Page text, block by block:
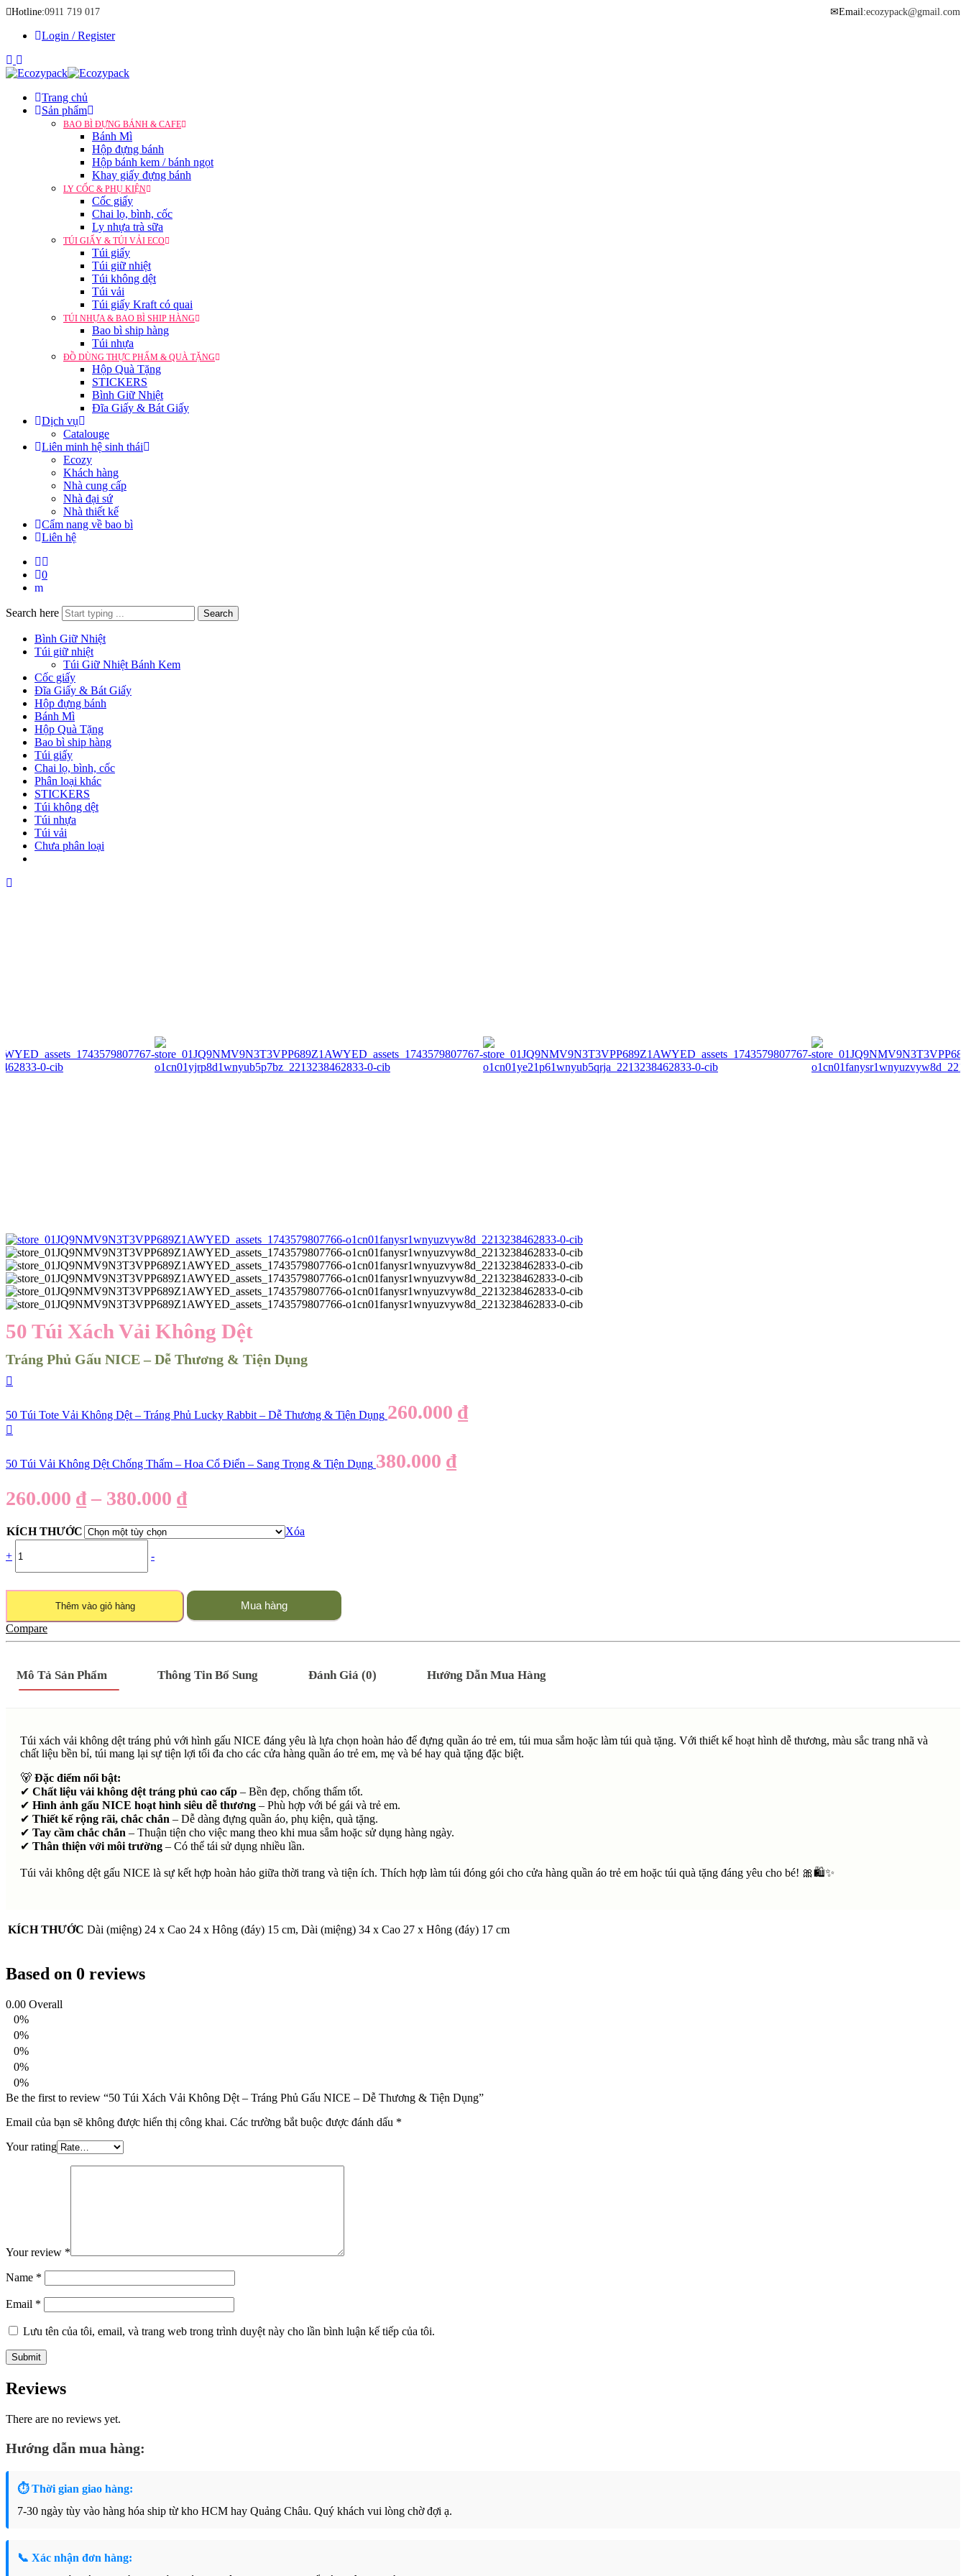
Hotline:0911 719 017 ✉Email:ecozypack@gmail.com
Login / Register
Trang chủ
Sản phẩm
BAO BÌ ĐỰNG BÁNH & CAFE
Bánh Mì
Hộp đựng bánh
Hộp bánh kem / bánh ngọt
Khay giấy đựng bánh
LY CỐC & PHỤ KIỆN
Cốc giấy
Chai lọ, bình, cốc
Ly nhựa trà sữa
TÚI GIẤY & TÚI VẢI ECO
Túi giấy
Túi giữ nhiệt
Túi không dệt
Túi vải
Túi giấy Kraft có quai
TÚI NHỰA & BAO BÌ SHIP HÀNG
Bao bì ship hàng
Túi nhựa
ĐỒ DÙNG THỰC PHẨM & QUÀ TẶNG
Hộp Quà Tặng
STICKERS
Bình Giữ Nhiệt
Đĩa Giấy & Bát Giấy
Dịch vụ
Catalouge
Liên minh hệ sinh thái
Ecozy
Khách hàng
Nhà cung cấp
Nhà đại sứ
Nhà thiết kế
Cẩm nang về bao bì
Liên hệ
0
Search here Search
Bình Giữ Nhiệt
Túi giữ nhiệt
Túi Giữ Nhiệt Bánh Kem
Cốc giấy
Đĩa Giấy & Bát Giấy
Hộp đựng bánh
Bánh Mì
Hộp Quà Tặng
Bao bì ship hàng
Túi giấy
Chai lọ, bình, cốc
Phân loại khác
STICKERS
Túi không dệt
Túi nhựa
Túi vải
Chưa phân loại
50 Túi Xách Vải Không Dệt
Tráng Phủ Gấu NICE – Dễ Thương & Tiện Dụng
50 Túi Tote Vải Không Dệt – Tráng Phủ Lucky Rabbit – Dễ Thương & Tiện Dụng 260.000 ₫
50 Túi Vải Không Dệt Chống Thấm – Hoa Cổ Điển – Sang Trọng & Tiện Dụng 380.000 ₫
260.000 ₫ – 380.000 ₫
KÍCH THƯỚC
Xóa
+
-
Thêm vào giỏ hàng
Mua hàng
Compare
Mô Tả Sản Phẩm Thông Tin Bổ Sung Đánh Giá (0) Hướng Dẫn Mua Hàng
Túi xách vải không dệt tráng phủ với hình gấu NICE đáng yêu là lựa chọn hoàn hảo để đựng quần áo trẻ em, túi mua sắm hoặc làm túi quà tặng. Với thiết kế hoạt hình dễ thương, màu sắc trang nhã và
chất liệu bền bỉ, túi mang lại sự tiện lợi tối đa cho các cửa hàng quần áo trẻ em, mẹ và bé hay quà tặng đặc biệt.
🐻 Đặc điểm nổi bật:
✔ Chất liệu vải không dệt tráng phủ cao cấp – Bền đẹp, chống thấm tốt.
✔ Hình ảnh gấu NICE hoạt hình siêu dễ thương – Phù hợp với bé gái và trẻ em.
✔ Thiết kế rộng rãi, chắc chắn – Dễ dàng đựng quần áo, phụ kiện, quà tặng.
✔ Tay cầm chắc chắn – Thuận tiện cho việc mang theo khi mua sắm hoặc sử dụng hàng ngày.
✔ Thân thiện với môi trường – Có thể tái sử dụng nhiều lần.
Túi vải không dệt gấu NICE là sự kết hợp hoàn hảo giữa thời trang và tiện ích. Thích hợp làm túi đóng gói cho cửa hàng quần áo trẻ em hoặc túi quà tặng đáng yêu cho bé! 🎀🛍✨
KÍCH THƯỚC Dài (miệng) 24 x Cao 24 x Hông (đáy) 15 cm, Dài (miệng) 34 x Cao 27 x Hông (đáy) 17 cm
Based on 0 reviews
0.00 Overall
0%
0%
0%
0%
0%
Be the first to review “50 Túi Xách Vải Không Dệt – Tráng Phủ Gấu NICE – Dễ Thương & Tiện Dụng”
Email của bạn sẽ không được hiển thị công khai. Các trường bắt buộc được đánh dấu *
Your rating
Your review *
Name *
Email *
Lưu tên của tôi, email, và trang web trong trình duyệt này cho lần bình luận kế tiếp của tôi.
Reviews
There are no reviews yet.
Hướng dẫn mua hàng:
⏱ Thời gian giao hàng:
7-30 ngày tùy vào hàng hóa ship từ kho HCM hay Quảng Châu. Quý khách vui lòng chờ đợi ạ.
📞 Xác nhận đơn hàng: